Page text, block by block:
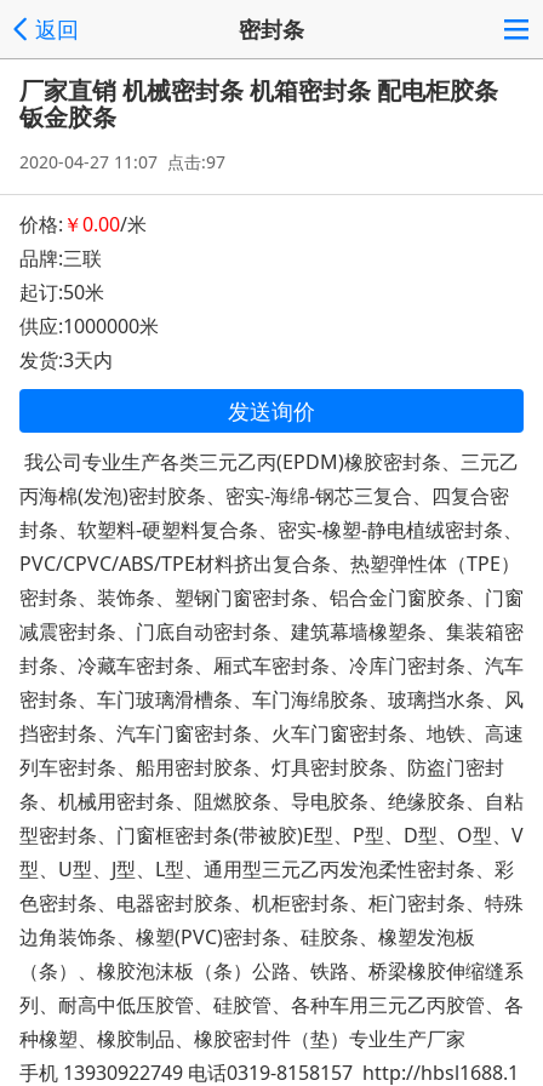
返回 密封条
厂家直销 机械密封条 机箱密封条 配电柜胶条
钣金胶条
2020-04-27 11:07 点击:97
价格: ￥0.00/米
品牌:三联
起订:50米
供应:1000000米
发货:3天内
发送询价
我公司专业生产各类三元乙丙(EPDM)橡胶密封条、三元乙
丙海棉(发泡)密封胶条、密实-海绵-钢芯三复合、四复合密
封条、软塑料-硬塑料复合条、密实-橡塑-静电植绒密封条、
PVC/CPVC/ABS/TPE材料挤出复合条、热塑弹性体（TPE）
密封条、装饰条、塑钢门窗密封条、铝合金门窗胶条、门窗
减震密封条、门底自动密封条、建筑幕墙橡塑条、集装箱密
封条、冷藏车密封条、厢式车密封条、冷库门密封条、汽车
密封条、车门玻璃滑槽条、车门海绵胶条、玻璃挡水条、风
挡密封条、汽车门窗密封条、火车门窗密封条、地铁、高速
列车密封条、船用密封胶条、灯具密封胶条、防盗门密封
条、机械用密封条、阻燃胶条、导电胶条、绝缘胶条、自粘
型密封条、门窗框密封条(带被胶)E型、P型、D型、O型、V
型、U型、J型、L型、通用型三元乙丙发泡柔性密封条、彩
色密封条、电器密封胶条、机柜密封条、柜门密封条、特殊
边角装饰条、橡塑(PVC)密封条、硅胶条、橡塑发泡板
（条）、橡胶泡沫板（条）公路、铁路、桥梁橡胶伸缩缝系
列、耐高中低压胶管、硅胶管、各种车用三元乙丙胶管、各
种橡塑、橡胶制品、橡胶密封件（垫）专业生产厂家
手机 13930922749 电话0319-8158157 http://hbsl1688.1